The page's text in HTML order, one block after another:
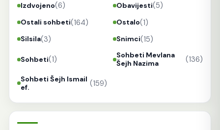
Izdvojeno(6) Obavijesti(5)
Ostali sohbeti(164) Ostalo(1)
Silsila(3) Snimci(15)
Sohbeti(1)
Sohbeti Mevlana
Šejh Nazima
(136)
Sohbeti Šejh Ismail
ef.
(159)